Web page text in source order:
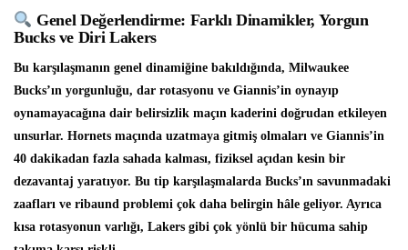
Genel Değerlendirme: Farklı Dinamikler, Yorgun
Bucks ve Diri Lakers
Bu karşılaşmanın genel dinamiğine bakıldığında, Milwaukee
Bucks’ın yorgunluğu, dar rotasyonu ve Giannis’in oynayıp
oynamayacağına dair belirsizlik maçın kaderini doğrudan etkileyen
unsurlar. Hornets maçında uzatmaya gitmiş olmaları ve Giannis’in
40 dakikadan fazla sahada kalması, fiziksel açıdan kesin bir
dezavantaj yaratıyor. Bu tip karşılaşmalarda Bucks’ın savunmadaki
zaafları ve ribaund problemi çok daha belirgin hâle geliyor. Ayrıca
kısa rotasyonun varlığı, Lakers gibi çok yönlü bir hücuma sahip